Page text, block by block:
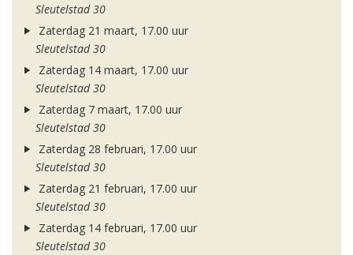
Sleutelstad 30
Zaterdag 21 maart, 17.00 uur
Sleutelstad 30
Zaterdag 14 maart, 17.00 uur
Sleutelstad 30
Zaterdag 7 maart, 17.00 uur
Sleutelstad 30
Zaterdag 28 februari, 17.00 uur
Sleutelstad 30
Zaterdag 21 februari, 17.00 uur
Sleutelstad 30
Zaterdag 14 februari, 17.00 uur
Sleutelstad 30